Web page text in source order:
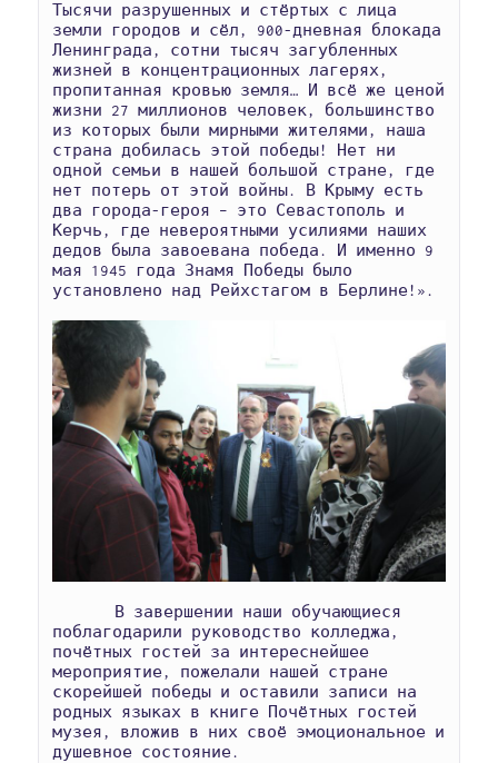
Тысячи разрушенных и стёртых с лица
земли городов и сёл, 900-дневная блокада
Ленинграда, сотни тысяч загубленных
жизней в концентрационных лагерях,
пропитанная кровью земля… И всё же ценой
жизни 27 миллионов человек, большинство
из которых были мирными жителями, наша
страна добилась этой победы! Нет ни
одной семьи в нашей большой стране, где
нет потерь от этой войны. В Крыму есть
два города-героя – это Севастополь и
Керчь, где невероятными усилиями наших
дедов была завоевана победа. И именно 9
мая 1945 года Знамя Победы было
установлено над Рейхстагом в Берлине!».
поблагодарили руководство колледжа,
почётных гостей за интереснейшее
мероприятие, пожелали нашей стране
скорейшей победы и оставили записи на
родных языках в книге Почётных гостей
музея, вложив в них своё эмоциональное и
душевное состояние.